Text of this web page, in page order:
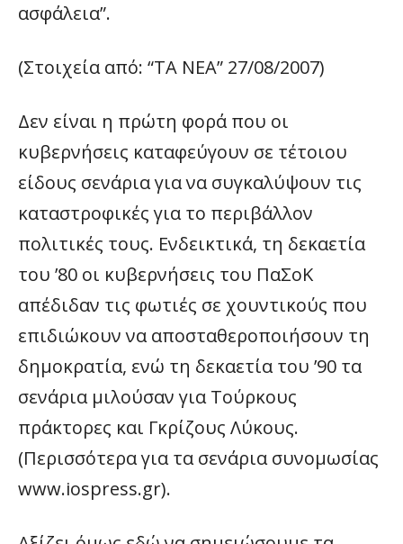
ασφάλεια”.
(Στοιχεία από: “ΤΑ ΝΕΑ” 27/08/2007)
Δεν είναι η πρώτη φορά που οι
κυβερνήσεις καταφεύγουν σε τέτοιου
είδους σενάρια για να συγκαλύψουν τις
καταστροφικές για το περιβάλλον
πολιτικές τους. Ενδεικτικά, τη δεκαετία
του ’80 οι κυβερνήσεις του ΠαΣοΚ
απέδιδαν τις φωτιές σε χουντικούς που
επιδιώκουν να αποσταθεροποιήσουν τη
δημοκρατία, ενώ τη δεκαετία του ’90 τα
σενάρια μιλούσαν για Τούρκους
πράκτορες και Γκρίζους Λύκους.
(Περισσότερα για τα σενάρια συνομωσίας
www.iospress.gr).